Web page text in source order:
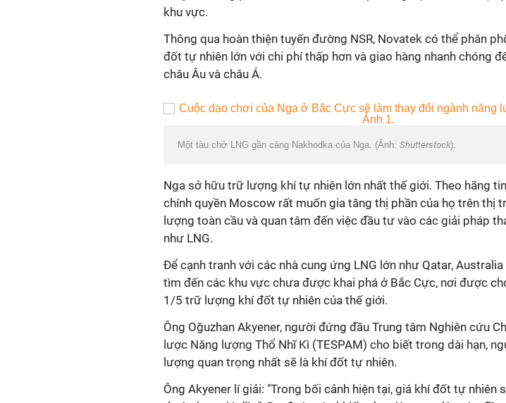
khu vực.
Thông qua hoàn thiện tuyến đường NSR, Novatek có thể phân
đốt tự nhiên lớn với chi phí thấp hơn và giao hàng nhanh chóng
châu Âu và châu Á.
Một tàu chở LNG gần cảng Nakhodka của Nga. (Ảnh: Shutterstock).
Nga sở hữu trữ lượng khí tự nhiên lớn nhất thế giới. Theo hãng tin
chính quyền Moscow rất muốn gia tăng thị phần của họ trên thị
lượng toàn cầu và quan tâm đến việc đầu tư vào các giải pháp
như LNG.
Để cạnh tranh với các nhà cung ứng LNG lớn như Qatar, Australia
tìm đến các khu vực chưa được khai phá ở Bắc Cực, nơi được
1/5 trữ lượng khí đốt tự nhiên của thế giới.
Ông Oğuzhan Akyener, người đứng đầu Trung tâm Nghiên cứu
lược Năng lượng Thổ Nhĩ Kì (TESPAM) cho biết trong dài hạn,
lượng quan trọng nhất sẽ là khí đốt tự nhiên.
Ông Akyener lí giải: "Trong bối cảnh hiện tại, giá khí đốt tự nhiên